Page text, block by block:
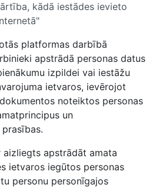
kādā iestādes ievieto
platformas darbībā
apstrādā personas datus
izpildei vai iestāžu
ietvaros, ievērojot
noteiktos personas
un
aizliegts apstrādāt amata
ietvaros iegūtos personas
personu personīgajos